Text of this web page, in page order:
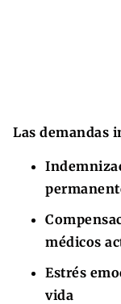
Las demandas
médicos
Estrés
vida